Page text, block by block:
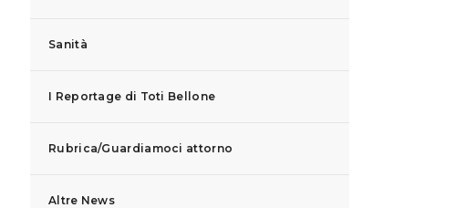
Sanità
I Reportage di Toti Bellone
Rubrica/Guardiamoci attorno
Altre News